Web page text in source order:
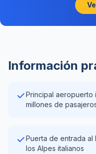
Información
Principal aeropuerto
millones de
Puerta de entrada
los Alpes italianos